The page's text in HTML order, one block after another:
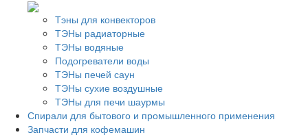
Тэны для конвекторов
ТЭНы радиаторные
ТЭНы водяные
Подогреватели воды
ТЭНы печей саун
ТЭНы сухие воздушные
ТЭНы для печи шаурмы
Спирали для бытового и промышленного применения
Запчасти для кофемашин